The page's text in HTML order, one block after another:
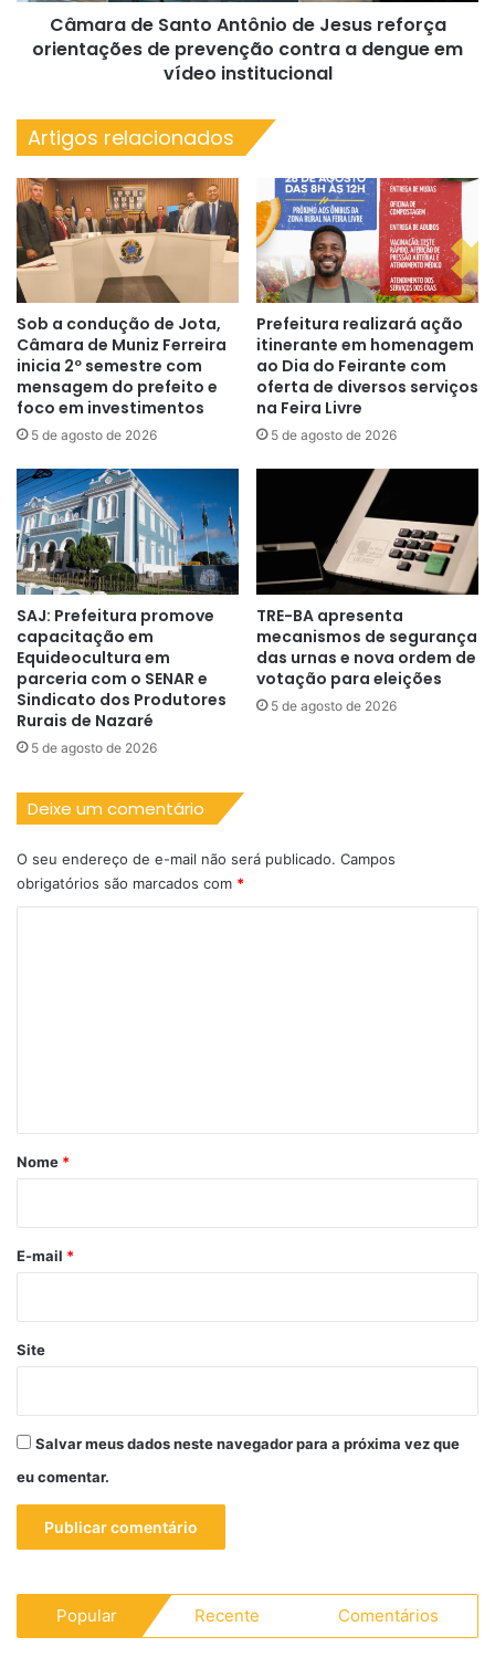
prevenção
contra
vídeo
institucional
Câmara de Santo Antônio de Jesus reforça
orientações de prevenção contra a dengue em
vídeo institucional
Artigos relacionados
Sob a condução de Jota,
Câmara de Muniz Ferreira
inicia 2º semestre com
mensagem do prefeito e
foco em investimentos
5 de agosto de 2026
Prefeitura realizará ação
itinerante em homenagem
ao Dia do Feirante com
oferta de diversos serviços
na Feira Livre
5 de agosto de 2026
SAJ: Prefeitura promove
capacitação em
Equideocultura em
parceria com o SENAR e
Sindicato dos Produtores
Rurais de Nazaré
5 de agosto de 2026
TRE-BA apresenta
mecanismos de segurança
das urnas e nova ordem de
votação para eleições
5 de agosto de 2026
Deixe um comentário
O seu endereço de e-mail não será publicado. Campos
obrigatórios são marcados com *
r
*
Nome *
E-mail *
Site
Salvar meus dados neste navegador para a próxima vez que
eu comentar.
Popular Recente Comentários